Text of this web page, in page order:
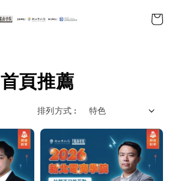
首頁推薦
排列方式 :